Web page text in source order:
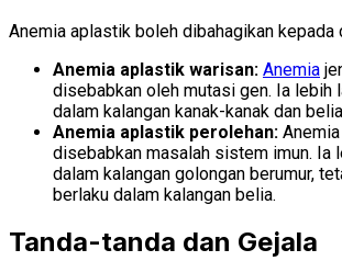
Anemia aplastik boleh dibahagikan kepada
Anemia aplastik warisan: Anemia
disebabkan oleh mutasi gen. Ia lebih
dalam kalangan kanak-kanak dan
Anemia aplastik perolehan:
disebabkan masalah sistem imun. Ia
dalam kalangan golongan berumur,
berlaku dalam kalangan belia.
Tanda-tanda dan Gejala